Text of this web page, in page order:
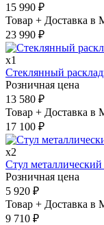
15 990 ₽
Товар + Доставка в
23 990 ₽
x1
Стеклянный
Розничная цена
13 580 ₽
Товар + Доставка в
17 100 ₽
x2
Стул
Розничная цена
5 920 ₽
Товар + Доставка в
9 710 ₽